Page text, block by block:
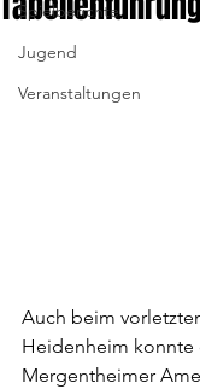
Spielberichte
Jugend
Veranstaltungen
Auch beim
Heidenheim konnte
Mergentheimer